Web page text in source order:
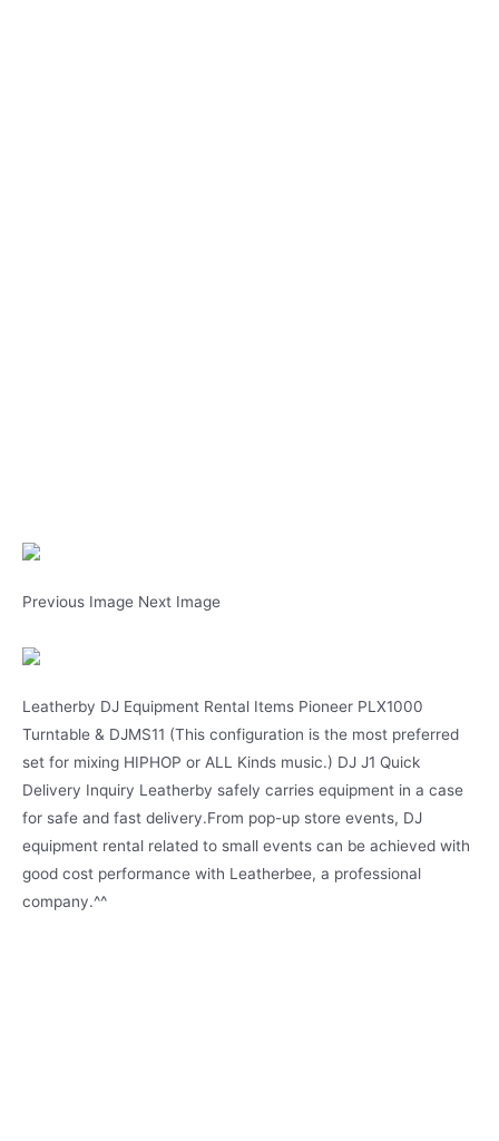
Previous Image Next Image
Leatherby DJ Equipment Rental Items Pioneer PLX1000
Turntable & DJMS11 (This configuration is the most preferred
set for mixing HIPHOP or ALL Kinds music.) DJ J1 Quick
Delivery Inquiry Leatherby safely carries equipment in a case
for safe and fast delivery.From pop-up store events, DJ
equipment rental related to small events can be achieved with
good cost performance with Leatherbee, a professional
company.^^